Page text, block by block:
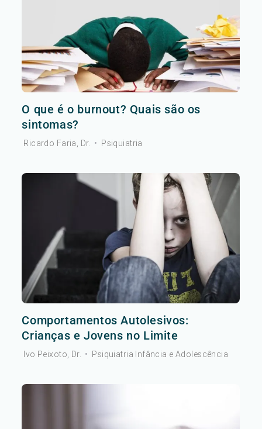
O que é o burnout? Quais são os
sintomas?
Ricardo Faria, Dr. • Psiquiatria
Comportamentos Autolesivos:
Crianças e Jovens no Limite
Ivo Peixoto, Dr. • Psiquiatria Infância e Adolescência